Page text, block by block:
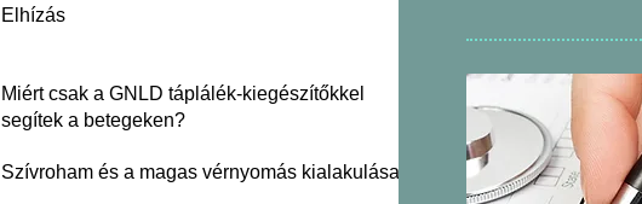
Elhízás
Miért csak a GNLD táplálék-kiegészítőkkel
segítek a betegeken?
Szívroham és a magas vérnyomás kialakulása